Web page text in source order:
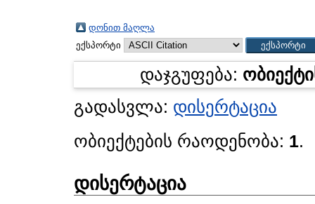
დონით მაღლა
ექსპორტი
დაჯგუფება:
გადასვლა: დისერტაცია
ობიექტების რაოდენობა: 1.
დისერტაცია